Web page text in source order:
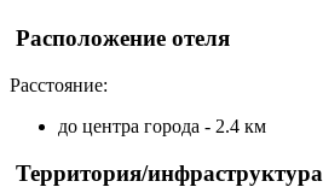
Расположение отеля
Расстояние:
до центра города - 2.4 км
Территория/инфраструктура